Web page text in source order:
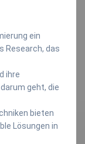
ein
Research, das
ihre
geht, die
bieten
Lösungen in